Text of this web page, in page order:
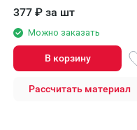
377 ₽ за шт
Можно заказать
В корзину
Рассчитать материал